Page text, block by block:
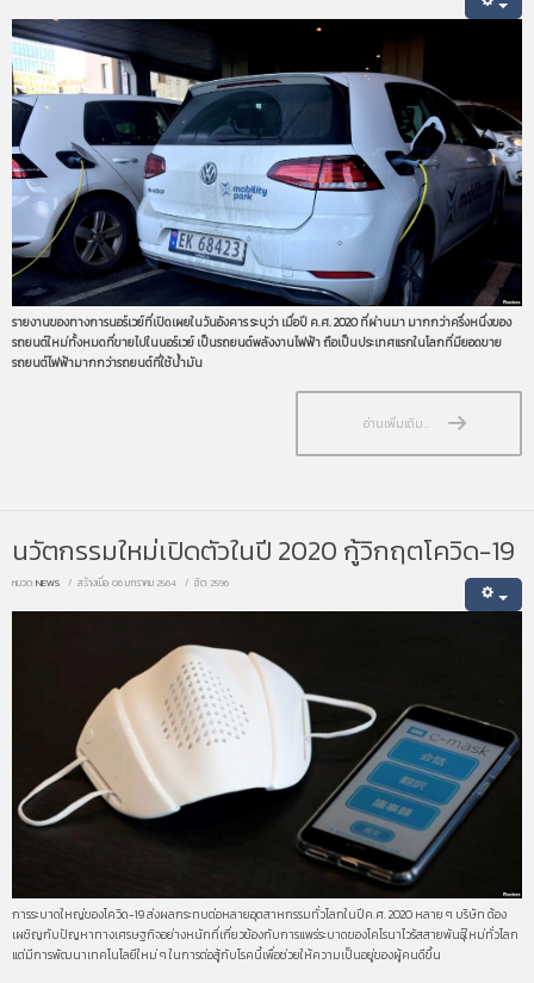
รายงานของทางการนอร์เวย์ที่เปิดเผยในวันอังคาร ระบุว่า เมื่อปี ค.ศ. 2020 ที่ผ่านมา มากกว่าครึ่งหนึ่งของ
รถยนต์ใหม่ทั้งหมดที่ขายไปในนอร์เวย์ เป็นรถยนต์พลังงานไฟฟ้า ถือเป็นประเทศแรกในโลกที่มียอดขาย
รถยนต์ไฟฟ้ามากกว่ารถยนต์ที่ใช้น้ำมัน
อ่านเพิ่มเติม...
นวัตกรรมใหม่เปิดตัวในปี 2020 กู้วิกฤตโควิด-19
หมวด:NEWS สร้างเมื่อ: 06 มกราคม 2564 ฮิต: 2596
การระบาดใหญ่ของโควิด-19 ส่งผลกระทบต่อหลายอุตสาหกรรมทั่วโลกในปีค.ศ. 2020 หลาย ๆ บริษัท ต้อง
เผชิญกับปัญหาทางเศรษฐกิจอย่างหนักที่เกี่ยวข้องกับการแพร่ระบาดของโคโรนาไวรัสสายพันธุ์ใหม่ทั่วโลก
แต่มีการพัฒนาเทคโนโลยีใหม่ ๆ ในการต่อสู้กับโรคนี้เพื่อช่วยให้ความเป็นอยู่ของผู้คนดีขึ้น